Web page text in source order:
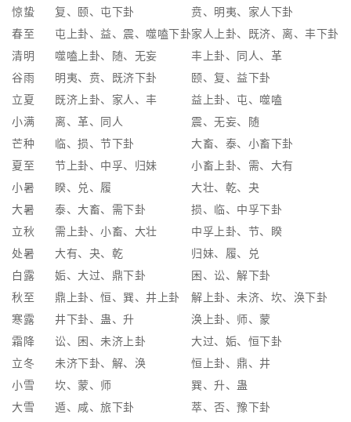
惊蛰
复、颐、屯下卦
贲、明夷、家人下卦
春至
屯上卦、益、震、噬嗑下卦家人上卦、既济、离、丰下卦
清明
噬嗑上卦、随、无妄
丰上卦、同人、革
谷雨
明夷、贲、既济下卦
颐、复、益下卦
立夏
既济上卦、家人、丰
益上卦、屯、噬嗑
小满
离、革、同人
震、无妄、随
芒种
临、损、节下卦
大畜、泰、小畜下卦
夏至
节上卦、中孚、归妹
小畜上卦、需、大有
小暑
睽、兑、履
大壮、乾、夬
大暑
泰、大畜、需下卦
损、临、中孚下卦
立秋
需上卦、小畜、大壮
中孚上卦、节、睽
处暑
大有、夬、乾
归妹、履、兑
白露
姤、大过、鼎下卦
困、讼、解下卦
秋至
鼎上卦、恒、巽、井上卦
解上卦、未济、坎、涣下卦
寒露
井下卦、蛊、升
涣上卦、师、蒙
霜降
讼、困、未济上卦
大过、姤、恒下卦
立冬
未济下卦、解、涣
恒上卦、鼎、井
小雪
坎、蒙、师
巽、升、蛊
大雪
遁、咸、旅下卦
萃、否、豫下卦